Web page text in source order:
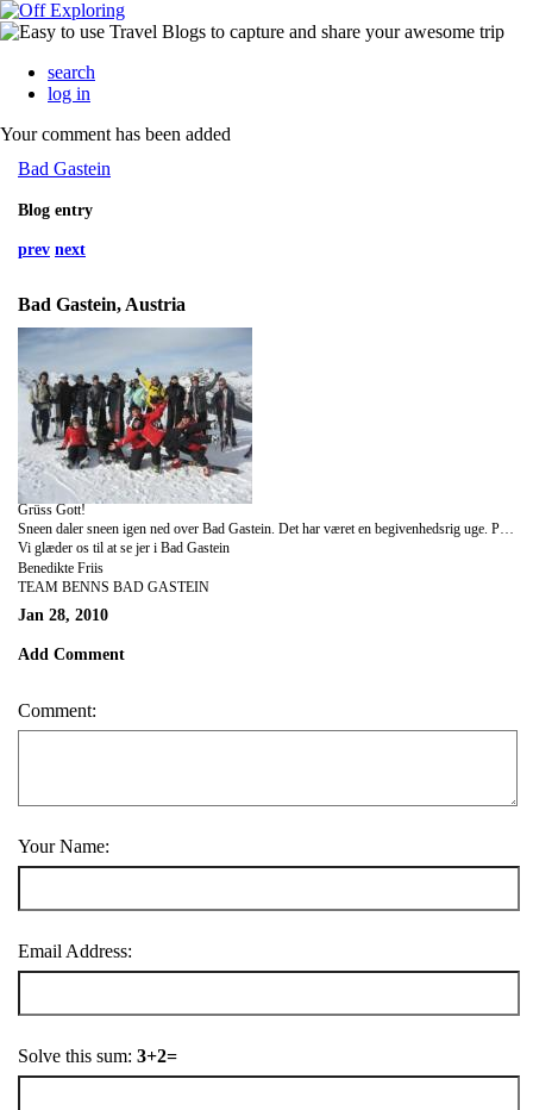
search
log in
Your comment has been added
Bad Gastein
Blog entry
prev next
Bad Gastein, Austria
Grüss Gott!
Sneen daler sneen igen ned over Bad Gastein. Det har været en begivenhedsrig uge. På TEAM BENNS baren WÛHRERS vises der håndbold her i EM perioden og i tirsdags var der ingen ende på festen da DK vandt over Norge! Derudover har været stor opbakning på vores pistevisninger, som søndag gik til området i Bad Gastein og Bad Hof Gastein og mandag tog vi en lille bustur til Dorf Gastein, der er kendt for sine store brede pister. Her fik vi enormt mange grin og fede oplevelser på pisten og væltede i fællesskab Silver Bullet da klokken slog 16:00 og det var tid til after ski! I aften bliver der igen fest på WÜHRERS når DK skal sætte sig igennem overfor Kroatien.
Vi glæder os til at se jer i Bad Gastein
Benedikte Friis
TEAM BENNS BAD GASTEIN
Jan 28, 2010
Add Comment
Comment:
Your Name:
Email Address:
Solve this sum: 3+2=